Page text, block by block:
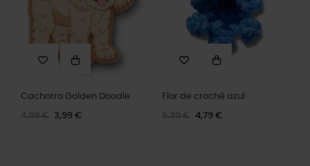
Cachorro Golden Doodle
4,99 € 3,99 €
Flor de crochê azul
5,99 € 4,79 €